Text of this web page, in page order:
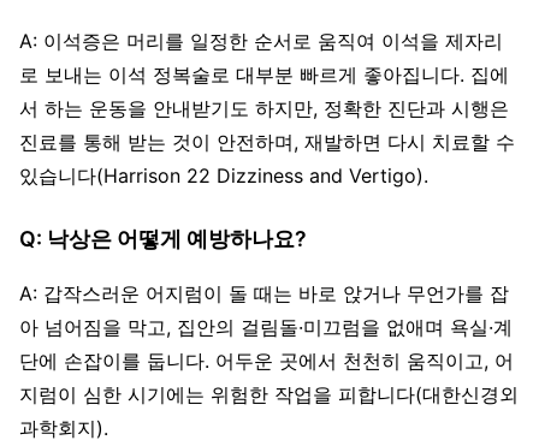
A: 이석증은 머리를 일정한 순서로 움직여 이석을 제자리
로 보내는 이석 정복술로 대부분 빠르게 좋아집니다. 집에
서 하는 운동을 안내받기도 하지만, 정확한 진단과 시행은
진료를 통해 받는 것이 안전하며, 재발하면 다시 치료할 수
있습니다(Harrison 22 Dizziness and Vertigo).
Q: 낙상은 어떻게 예방하나요?
A: 갑작스러운 어지럼이 돌 때는 바로 앉거나 무언가를 잡
아 넘어짐을 막고, 집안의 걸림돌·미끄럼을 없애며 욕실·계
단에 손잡이를 둡니다. 어두운 곳에서 천천히 움직이고, 어
지럼이 심한 시기에는 위험한 작업을 피합니다(대한신경외
과학회지).